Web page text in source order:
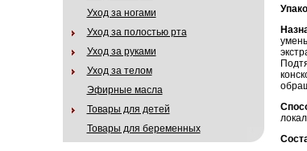
Уход за ногами
Уход за полостью рта
Уход за руками
Уход за телом
Эфирные масла
Товары для детей
Товары для беременных